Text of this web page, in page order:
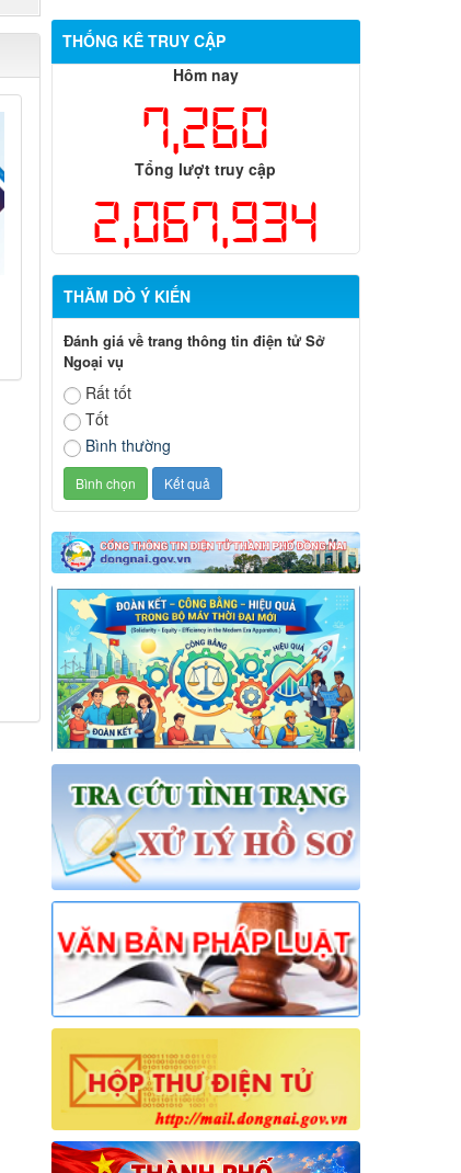
THỐNG KÊ TRUY CẬP
Hôm nay
7,260
Tổng lượt truy cập
2,067,934
THĂM DÒ Ý KIẾN
Đánh giá về trang thông tin điện tử Sở
Ngoại vụ
Rất tốt
Tốt
Bình thường